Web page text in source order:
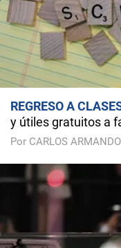
REGRESO A
y útiles gratuitos a
Por CARLOS